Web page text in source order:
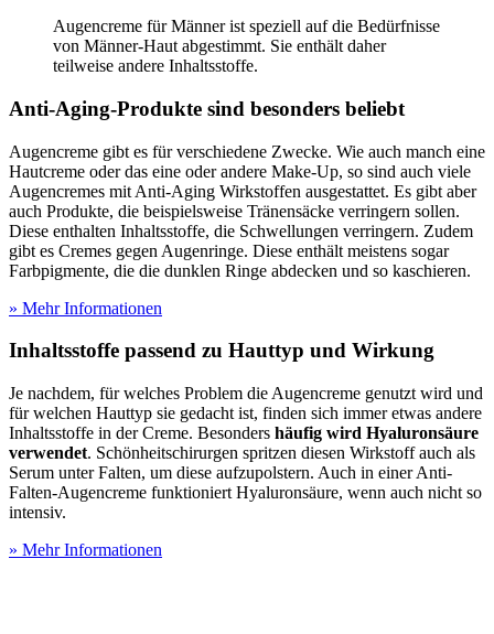
Augencreme für Männer ist speziell auf die Bedürfnisse
von Männer-Haut abgestimmt. Sie enthält daher
teilweise andere Inhaltsstoffe.
Anti-Aging-Produkte sind besonders beliebt
Augencreme gibt es für verschiedene Zwecke. Wie auch manch eine
Hautcreme oder das eine oder andere Make-Up, so sind auch viele
Augencremes mit Anti-Aging Wirkstoffen ausgestattet. Es gibt aber
auch Produkte, die beispielsweise Tränensäcke verringern sollen.
Diese enthalten Inhaltsstoffe, die Schwellungen verringern. Zudem
gibt es Cremes gegen Augenringe. Diese enthält meistens sogar
Farbpigmente, die die dunklen Ringe abdecken und so kaschieren.
» Mehr Informationen
Inhaltsstoffe passend zu Hauttyp und Wirkung
Je nachdem, für welches Problem die Augencreme genutzt wird und
für welchen Hauttyp sie gedacht ist, finden sich immer etwas andere
Inhaltsstoffe in der Creme. Besonders häufig wird Hyaluronsäure
verwendet. Schönheitschirurgen spritzen diesen Wirkstoff auch als
Serum unter Falten, um diese aufzupolstern. Auch in einer Anti-
Falten-Augencreme funktioniert Hyaluronsäure, wenn auch nicht so
intensiv.
» Mehr Informationen